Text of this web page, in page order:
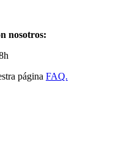
nosotros:
página FAQ.